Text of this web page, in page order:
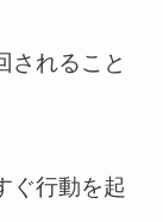
されること
ぐ行動を起